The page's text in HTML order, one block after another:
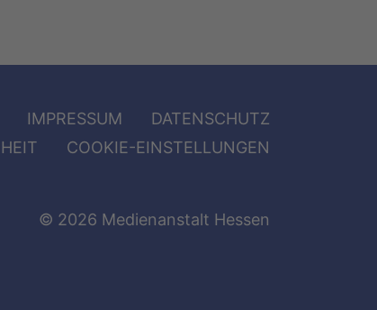
IMPRESSUM
DATENSCHUTZ
COOKIE-EINSTELLUNGEN
© 2026 Medienanstalt Hessen